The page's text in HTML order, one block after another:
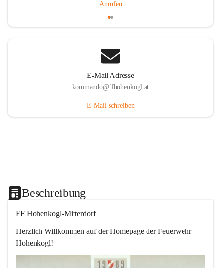
Anrufen
E-Mail Adresse
kommando@ffhohenkogl.at
E-Mail schreiben
Beschreibung
FF Hohenkogl-Mitterdorf
Herzlich Willkommen auf der Homepage der Feuerwehr
Hohenkogl!